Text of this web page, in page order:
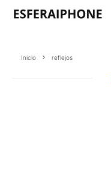
Inicio reflejos